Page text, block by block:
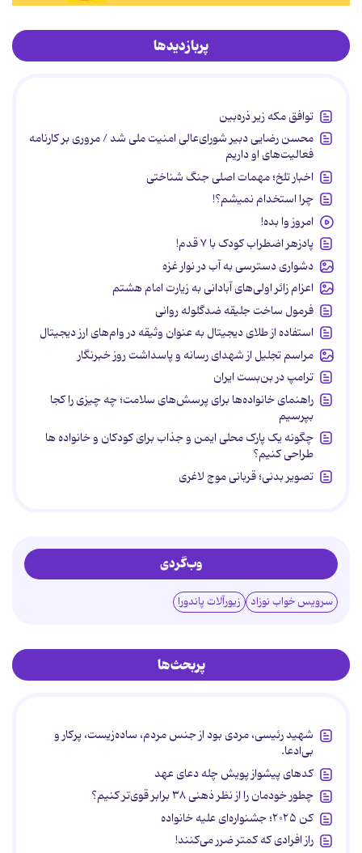
پربازدیدها
توافق مکه زیر ذره‌بین
محسن رضایی دبیر شورای‌عالی امنیت ملی شد / مروری بر کارنامه
فعالیت‌های او داریم
اخبار تلخ؛ مهمات اصلی جنگ شناختی
چرا استخدام نمیشم؟!
امروز وا بده!
پادزهر اضطراب کودک با ۷ قدم!
دشواری دسترسی به آب در نوار غزه
اعزام زائر اولی‌های آبادانی به زیارت امام هشتم
فرمول ساخت جلیقه ضدگلوله روانی
استفاده از طلای دیجیتال به عنوان وثیقه در وام‌های ارز دیجیتال
مراسم تجلیل از شهدای رسانه و پاسداشت روز خبرنگار
ترامپ در بن‌بست ایران
راهنمای خانواده‌ها برای پرسش‌های سلامت؛ چه چیزی را کجا
بپرسیم
چگونه یک پارک محلی ایمن و جذاب برای کودکان و خانواده ها
طراحی کنیم؟
تصویر بدنی؛ قربانی موج لاغری
وب‌گردی
سرویس خواب نوزاد زیورآلات پاندورا
پربحث‌ها
شهید رئیسی، مردی بود از جنس مردم، ساده‌زیست، پرکار و
بی‌ادعا.
کدهای پیشواز پویش چله دعای عهد
چطور خودمان را از نظر ذهنی ۳۸ برابر قوی‌تر کنیم؟
کن ۲۰۲۵؛ جشنواره‌ای علیه خانواده
راز افرادی که کمتر ضرر می‌کنند!